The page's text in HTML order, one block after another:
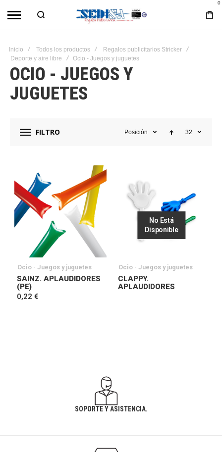
0
Inicio Todos los productos
Regalos publicitarios Stricker
Deporte y aire libre
Ocio - Juegos y juguetes
OCIO - JUEGOS Y
JUGUETES
FILTRO Posición 32
Ocio - Juegos y juguetes
SAINZ. APLAUDIDORES
(PE)
0,22 €
No Está
Disponible
Ocio - Juegos y juguetes
CLAPPY.
APLAUDIDORES
SOPORTE Y ASISTENCIA.